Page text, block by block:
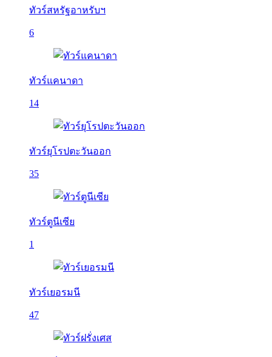
ทัวร์สหรัฐอาหรับฯ
6
ทัวร์แคนาดา
14
ทัวร์ยุโรปตะวันออก
35
ทัวร์ตูนีเซีย
1
ทัวร์เยอรมนี
47